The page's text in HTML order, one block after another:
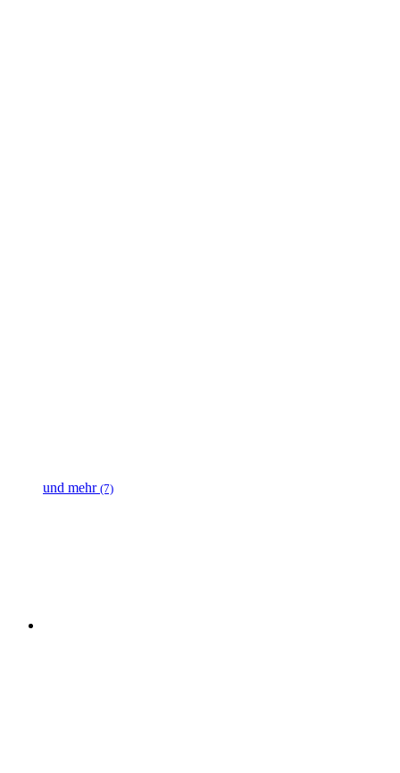
und mehr (7)